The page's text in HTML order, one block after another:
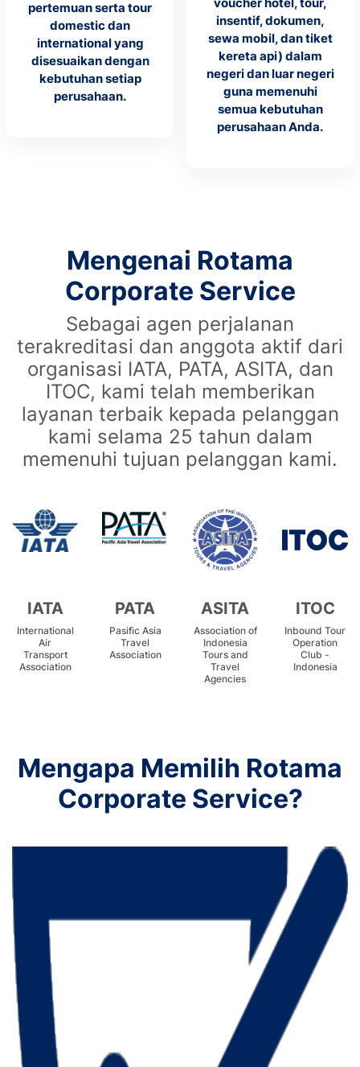
pertemuan serta tour
domestic dan
international yang
disesuaikan dengan
kebutuhan setiap
perusahaan.
insentif, dokumen,
sewa mobil, dan tiket
kereta api) dalam
negeri dan luar negeri
guna memenuhi
semua kebutuhan
perusahaan Anda.
Mengenai Rotama
Corporate Service
Sebagai agen perjalanan
terakreditasi dan anggota aktif dari
organisasi IATA, PATA, ASITA, dan
ITOC, kami telah memberikan
layanan terbaik kepada pelanggan
kami selama 25 tahun dalam
memenuhi tujuan pelanggan kami.
IATA
International
Air
Transport
Association
PATA
Pasific Asia
Travel
Association
ASITA
Association of
Indonesia
Tours and
Travel
Agencies
ITOC
Inbound Tour
Operation
Club -
Indonesia
Mengapa Memilih Rotama
Corporate Service?